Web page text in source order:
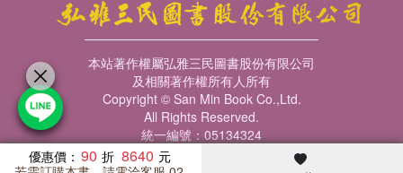
優惠價： 90 8640
本站著作權屬弘雅三民圖書股份有限公司
及相關著作權所有人所有
Copyright © San Min Book Co.,Ltd.
All Rights Reserved.
統一編號：05134324